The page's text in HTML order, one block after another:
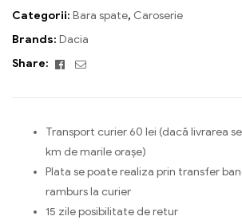
Categorii: Bara spate, Caroserie
Brands: Dacia
Share:
Facebook
Email
Transport curier 60 lei (dacă livrarea
km de marile orașe)
Plata se poate realiza prin transfer
ramburs la curier
15 zile posibilitate de retur